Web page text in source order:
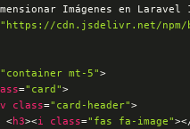
Imágenes en Laravel
"https://cdn.jsdelivr.net/npm/
"container mt-5">
="card">
class="card-header">
<h3><i class="fas fa-image">